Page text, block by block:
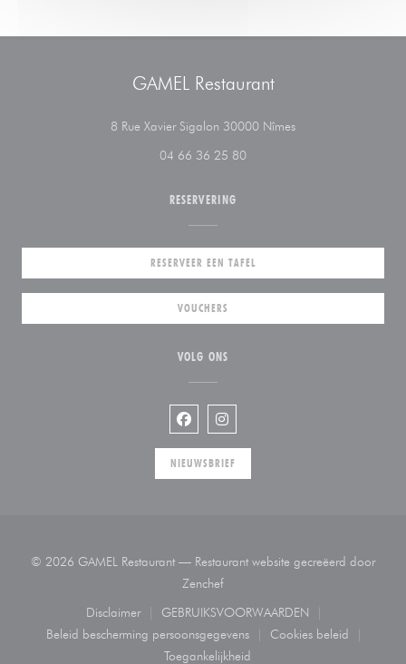
GAMEL Restaurant
8 Rue Xavier Sigalon 30000 Nîmes((opent in een nieuw
04 66 36 25 80
RESERVERING
RESERVEER EEN TAFEL
VOUCHERS
VOLG ONS
Facebook ((opent in een nieuw
Instagram ((opent in een
NIEUWSBRIEF
© 2026 GAMEL Restaurant — Restaurant website gecreëerd door
Zenchef((opent in een nieuw venster))
Disclaimer
GEBRUIKSVOORWAARDEN
Beleid bescherming persoonsgegevens
((opent in een nieuw venster))
Cookies beleid
Toegankelijkheid